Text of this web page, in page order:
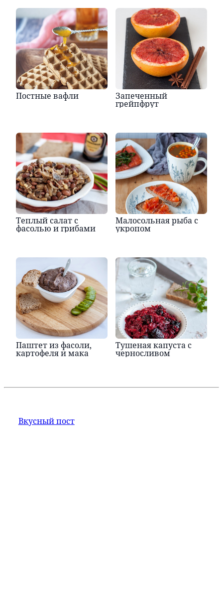
Постные вафли Запеченный
грейпфрут
Теплый салат с
фасолью и грибами
Малосольная рыба с
укропом
Паштет из фасоли,
картофеля и мака
Тушеная капуста с
черносливом
Вкусный пост